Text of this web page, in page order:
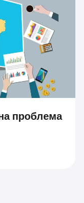
проблема